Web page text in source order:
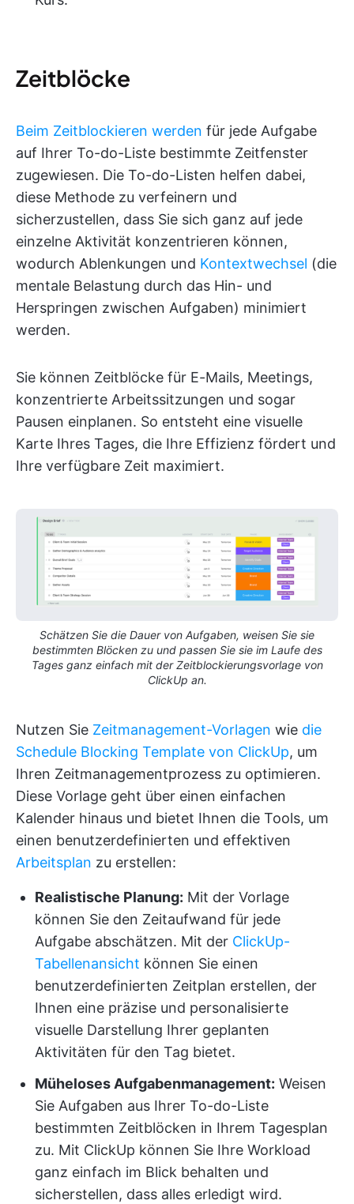
Zeitblöcke
Beim Zeitblockieren werden für jede Aufgabe
auf Ihrer To-do-Liste bestimmte Zeitfenster
zugewiesen. Die To-do-Listen helfen dabei,
diese Methode zu verfeinern und
sicherzustellen, dass Sie sich ganz auf jede
einzelne Aktivität konzentrieren können,
wodurch Ablenkungen und Kontextwechsel (die
mentale Belastung durch das Hin- und
Herspringen zwischen Aufgaben) minimiert
werden.
Sie können Zeitblöcke für E-Mails, Meetings,
konzentrierte Arbeitssitzungen und sogar
Pausen einplanen. So entsteht eine visuelle
Karte Ihres Tages, die Ihre Effizienz fördert und
Ihre verfügbare Zeit maximiert.
Schätzen Sie die Dauer von Aufgaben, weisen Sie sie
bestimmten Blöcken zu und passen Sie sie im Laufe des
Tages ganz einfach mit der Zeitblockierungsvorlage von
ClickUp an.
Nutzen Sie Zeitmanagement-Vorlagen wie die
Schedule Blocking Template von ClickUp, um
Ihren Zeitmanagementprozess zu optimieren.
Diese Vorlage geht über einen einfachen
Kalender hinaus und bietet Ihnen die Tools, um
einen benutzerdefinierten und effektiven
Arbeitsplan zu erstellen:
Realistische Planung: Mit der Vorlage
können Sie den Zeitaufwand für jede
Aufgabe abschätzen. Mit der ClickUp-
Tabellenansicht können Sie einen
benutzerdefinierten Zeitplan erstellen, der
Ihnen eine präzise und personalisierte
visuelle Darstellung Ihrer geplanten
Aktivitäten für den Tag bietet.
Müheloses Aufgabenmanagement: Weisen
Sie Aufgaben aus Ihrer To-do-Liste
bestimmten Zeitblöcken in Ihrem Tagesplan
zu. Mit ClickUp können Sie Ihre Workload
ganz einfach im Blick behalten und
sicherstellen, dass alles erledigt wird.